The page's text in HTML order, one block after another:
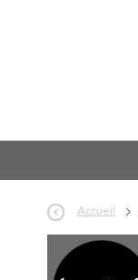
Accueil